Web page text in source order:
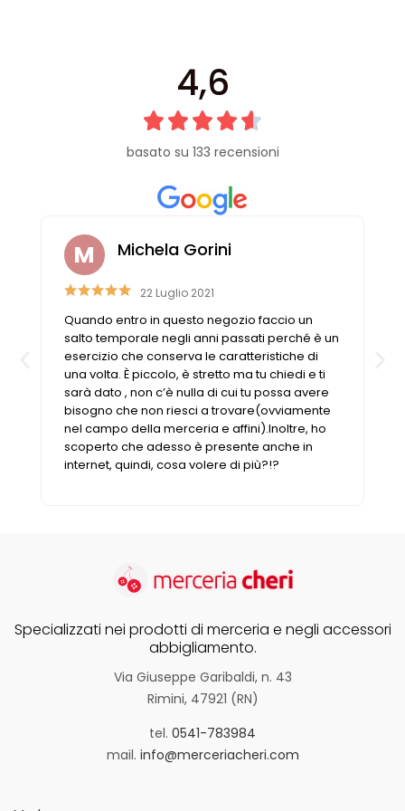
Nastri, fettucce, cordoni, (49)
Prodotti per la sartoria (34)
Ricamo (119)
Quadri Mezzo Punto (92)
Canovacci Completi di Filati e Ago (24)
Sciarpe (8)
Set di Bottoni Vintage (77)
Swarovski (2)
Vintage (165)
4,6
basato su 133 recensioni
Michela Gorini
22 Luglio 2021
Quando entro in questo negozio faccio un
salto temporale negli anni passati perché è un
esercizio che conserva le caratteristiche di
una volta. È piccolo, è stretto ma tu chiedi e ti
sarà dato , non c’è nulla di cui tu possa avere
bisogno che non riesci a trovare(ovviamente
nel campo della merceria e affini).Inoltre, ho
scoperto che adesso è presente anche in
internet, quindi, cosa volere di più?!?
Specializzati nei prodotti di merceria e negli accessori
abbigliamento.
Via Giuseppe Garibaldi, n. 43
Rimini, 47921 (RN)
tel. 0541-783984
mail. info@merceriacheri.com